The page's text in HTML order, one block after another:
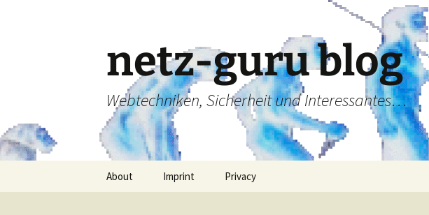
netz-guru blog
Webtechniken, Sicherheit und Interessantes…
About Imprint Privacy